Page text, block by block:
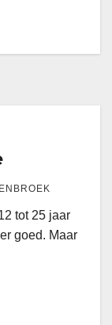
tot 25 jaar
goed. Maar